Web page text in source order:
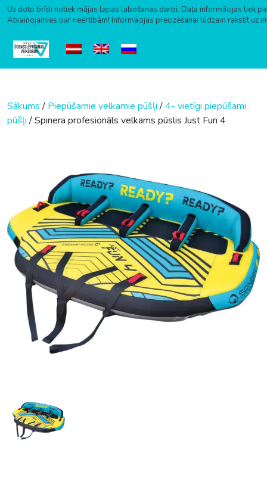
Uz doto brīdi notiek mājas lapas labošanas darbi. Daļa informācijas tiek
Atvainojamies par neērtībām! Informācijas precizēšanai lūdzam rakstīt uz
Sākums/ Piepūšamie velkamie pūšļi/4- vietīgi piepūšami
pūšļi/ Spinera profesionāls velkams pūslis Just Fun 4